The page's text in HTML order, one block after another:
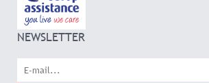
NEWSLETTER